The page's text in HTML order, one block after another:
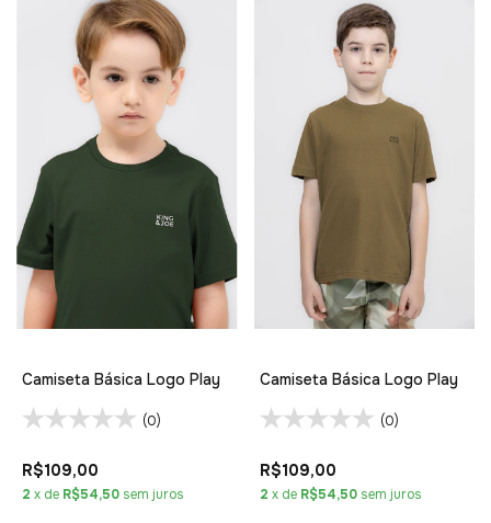
Camiseta Básica Logo Play
(0)
R$109,00
2 x de R$54,50 sem juros
Camiseta Básica Logo Play
(0)
R$109,00
2 x de R$54,50 sem juros